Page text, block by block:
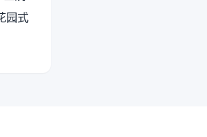
园式